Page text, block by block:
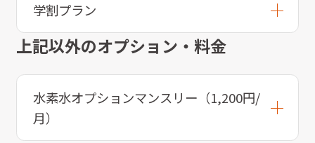
学割プラン
上記以外のオプション・料金
水素水オプションマンスリー（1,200円/
月）